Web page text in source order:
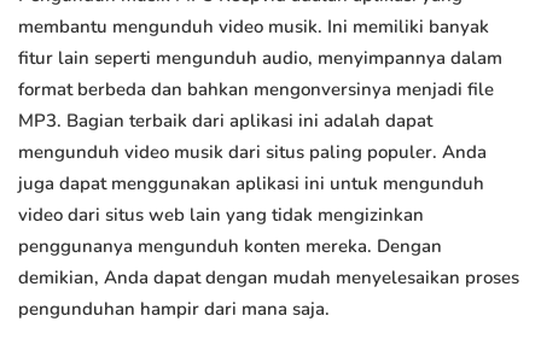
membantu mengunduh video musik. Ini memiliki banyak
fitur lain seperti mengunduh audio, menyimpannya dalam
format berbeda dan bahkan mengonversinya menjadi file
MP3. Bagian terbaik dari aplikasi ini adalah dapat
mengunduh video musik dari situs paling populer. Anda
juga dapat menggunakan aplikasi ini untuk mengunduh
video dari situs web lain yang tidak mengizinkan
penggunanya mengunduh konten mereka. Dengan
demikian, Anda dapat dengan mudah menyelesaikan proses
pengunduhan hampir dari mana saja.